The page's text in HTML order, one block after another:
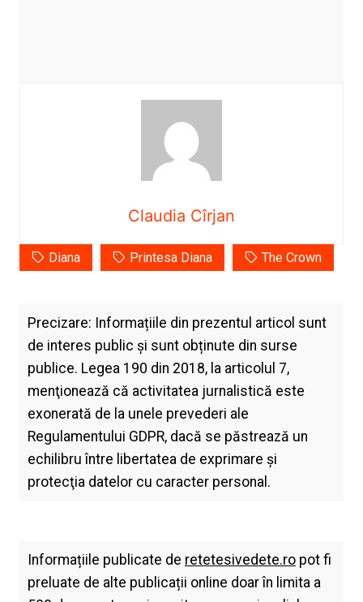
Claudia Cîrjan
Diana Printesa Diana The Crown
Precizare: Informațiile din prezentul articol sunt
de interes public și sunt obținute din surse
publice. Legea 190 din 2018, la articolul 7,
menţionează că activitatea jurnalistică este
exonerată de la unele prevederi ale
Regulamentului GDPR, dacă se păstrează un
echilibru între libertatea de exprimare şi
protecţia datelor cu caracter personal.
Informațiile publicate de retetesivedete.ropot fi
preluate de alte publicații online doar în limita a